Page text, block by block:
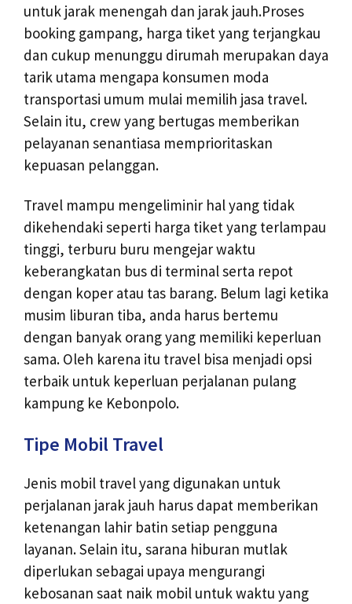
untuk jarak menengah dan jarak jauh.Proses
booking gampang, harga tiket yang terjangkau
dan cukup menunggu dirumah merupakan daya
tarik utama mengapa konsumen moda
transportasi umum mulai memilih jasa travel.
Selain itu, crew yang bertugas memberikan
pelayanan senantiasa memprioritaskan
kepuasan pelanggan.
Travel mampu mengeliminir hal yang tidak
dikehendaki seperti harga tiket yang terlampau
tinggi, terburu buru mengejar waktu
keberangkatan bus di terminal serta repot
dengan koper atau tas barang. Belum lagi ketika
musim liburan tiba, anda harus bertemu
dengan banyak orang yang memiliki keperluan
sama. Oleh karena itu travel bisa menjadi opsi
terbaik untuk keperluan perjalanan pulang
kampung ke Kebonpolo.
Tipe Mobil Travel
Jenis mobil travel yang digunakan untuk
perjalanan jarak jauh harus dapat memberikan
ketenangan lahir batin setiap pengguna
layanan. Selain itu, sarana hiburan mutlak
diperlukan sebagai upaya mengurangi
kebosanan saat naik mobil untuk waktu yang